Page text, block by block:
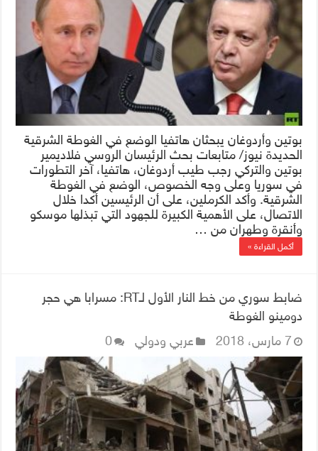
بوتين وأردوغان يبحثان هاتفيا الوضع في الغوطة الشرقية
الحديدة نيوز/ متابعات بحث الرئيسان الروسي فلاديمير
بوتين والتركي رجب طيب أردوغان، هاتفيا، آخر التطورات
في سوريا وعلى وجه الخصوص، الوضع في الغوطة
الشرقية. وأكد الكرملين، على أن الرئيسين أكدا خلال
الاتصال، على الأهمية الكبيرة للجهود التي تبذلها موسكو
وأنقرة وطهران من …
أكمل القراءة »
ضابط سوري من خط النار الأول لـRT: مسرابا هي حجر
دومينو الغوطة
7 مارس، 2018
عربي ودولي 0